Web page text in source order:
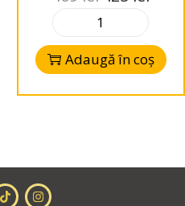
Bass Auto PRO
SPL 8″ (20 cm)
Adaugă în coș